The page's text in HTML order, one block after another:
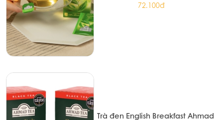
72.100đ
Trà đen English Breakfast Ahmad